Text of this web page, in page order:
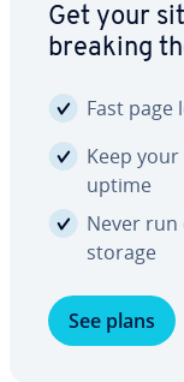
Get your
breaking
Fast page
Keep
uptime
Never
storage
See plans